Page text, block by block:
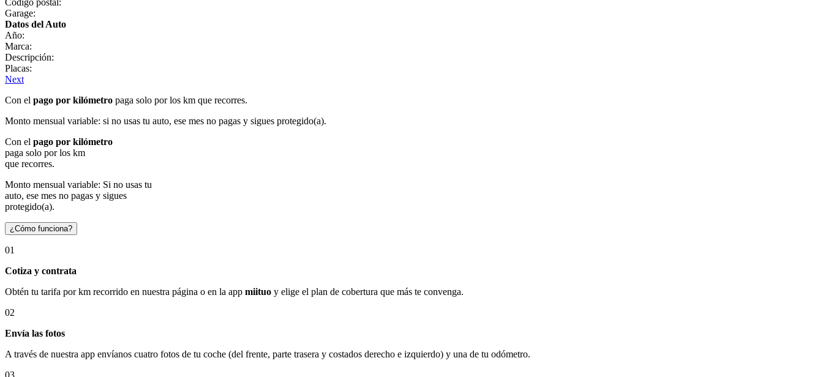
Garage:
Datos del Auto
Año:
Marca:
Descripción:
Placas:
Next
Con el pago por kilómetro paga solo por los km que recorres.
Monto mensual variable: si no usas tu auto, ese mes no pagas y sigues protegido(a).
Con el pago por kilómetro
paga solo por los km
que recorres.
Monto mensual variable: Si no usas tu
auto, ese mes no pagas y sigues
protegido(a).
¿Cómo funciona?
01
Cotiza y contrata
Obtén tu tarifa por km recorrido en nuestra página o en la app miituo y elige el plan de cobertura que más te convenga.
02
Envía las fotos
A través de nuestra app envíanos cuatro fotos de tu coche (del frente, parte trasera y costados derecho e izquierdo) y una de tu odómetro.
03